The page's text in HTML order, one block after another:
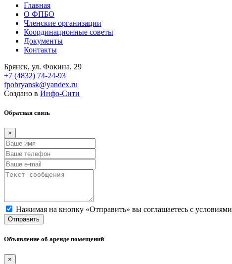
Главная
О ФПБО
Членские организации
Координационные советы
Документы
Контакты
Брянск, ул. Фокина, 29
+7 (4832) 74-24-93
fpobryansk@yandex.ru
Создано в Инфо-Сити
Обратная связь
×
Нажимая на кнопку «Отправить» вы соглашаетесь с условиями
Отправить
Объявление об аренде помещений
×